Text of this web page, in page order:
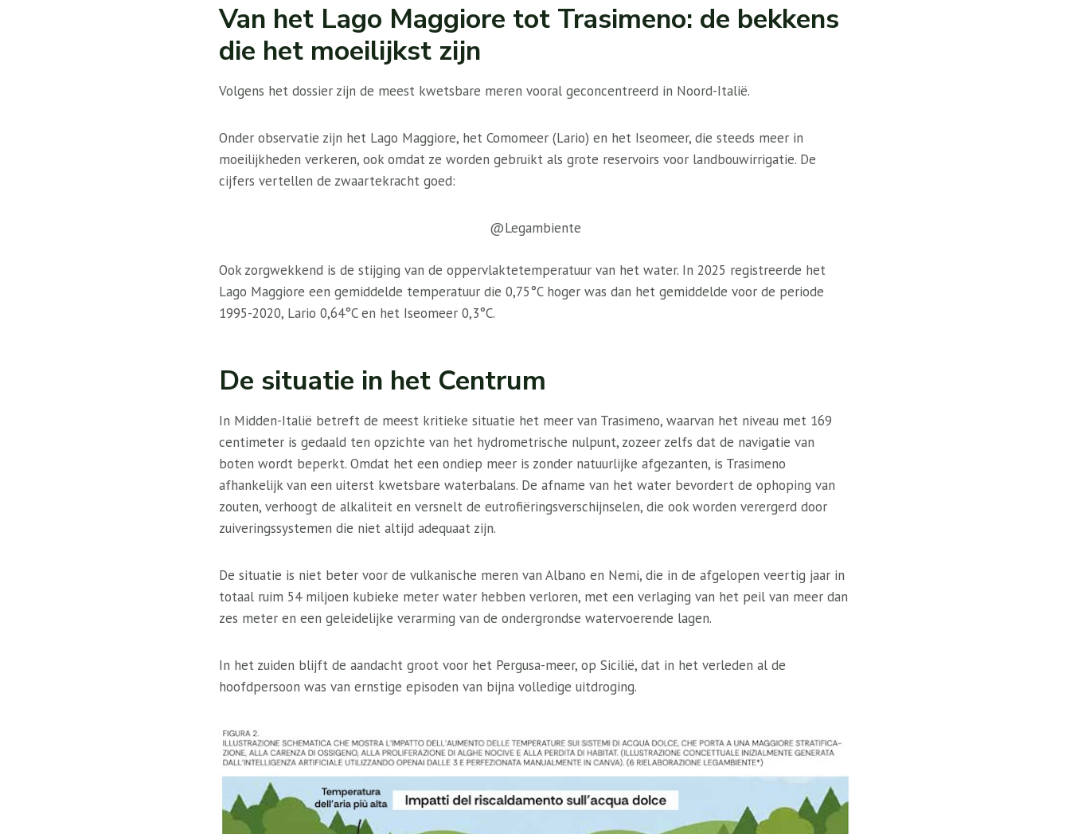
Van het Lago Maggiore tot Trasimeno: de bekkens
die het moeilijkst zijn
Volgens het dossier zijn de meest kwetsbare meren vooral geconcentreerd in Noord-Italië.
Onder observatie zijn het Lago Maggiore, het Comomeer (Lario) en het Iseomeer, die steeds meer in
moeilijkheden verkeren, ook omdat ze worden gebruikt als grote reservoirs voor landbouwirrigatie. De
cijfers vertellen de zwaartekracht goed:
@Legambiente
Ook zorgwekkend is de stijging van de oppervlaktetemperatuur van het water. In 2025 registreerde het
Lago Maggiore een gemiddelde temperatuur die 0,75°C hoger was dan het gemiddelde voor de periode
1995-2020, Lario 0,64°C en het Iseomeer 0,3°C.
De situatie in het Centrum
In Midden-Italië betreft de meest kritieke situatie het meer van Trasimeno, waarvan het niveau met 169
centimeter is gedaald ten opzichte van het hydrometrische nulpunt, zozeer zelfs dat de navigatie van
boten wordt beperkt. Omdat het een ondiep meer is zonder natuurlijke afgezanten, is Trasimeno
afhankelijk van een uiterst kwetsbare waterbalans. De afname van het water bevordert de ophoping van
zouten, verhoogt de alkaliteit en versnelt de eutrofiëringsverschijnselen, die ook worden verergerd door
zuiveringssystemen die niet altijd adequaat zijn.
De situatie is niet beter voor de vulkanische meren van Albano en Nemi, die in de afgelopen veertig jaar in
totaal ruim 54 miljoen kubieke meter water hebben verloren, met een verlaging van het peil van meer dan
zes meter en een geleidelijke verarming van de ondergrondse watervoerende lagen.
In het zuiden blijft de aandacht groot voor het Pergusa-meer, op Sicilië, dat in het verleden al de
hoofdpersoon was van ernstige episoden van bijna volledige uitdroging.